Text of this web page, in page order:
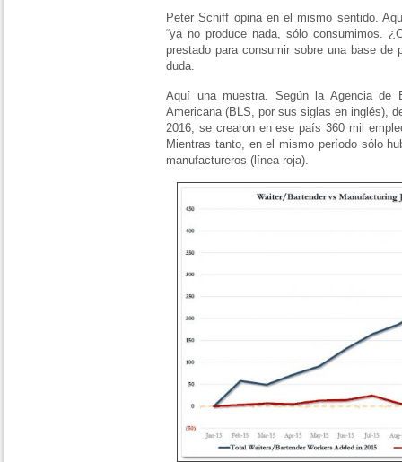
Peter Schiff opina en el mismo sentido.
“ya no produce nada, sólo consumimos.
prestado para consumir sobre una base de
duda.
Aquí una muestra. Según la Agencia de
Americana (BLS, por sus siglas en inglés),
2016, se crearon en ese país 360 mil
Mientras tanto, en el mismo período sólo
manufactureros (línea roja).